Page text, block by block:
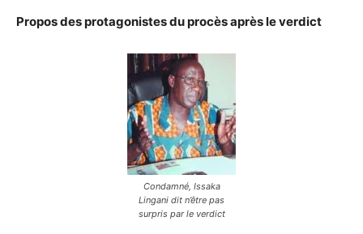
Propos des protagonistes du procès après le verdict
Condamné, Issaka
Lingani dit n’être pas
surpris par le verdict